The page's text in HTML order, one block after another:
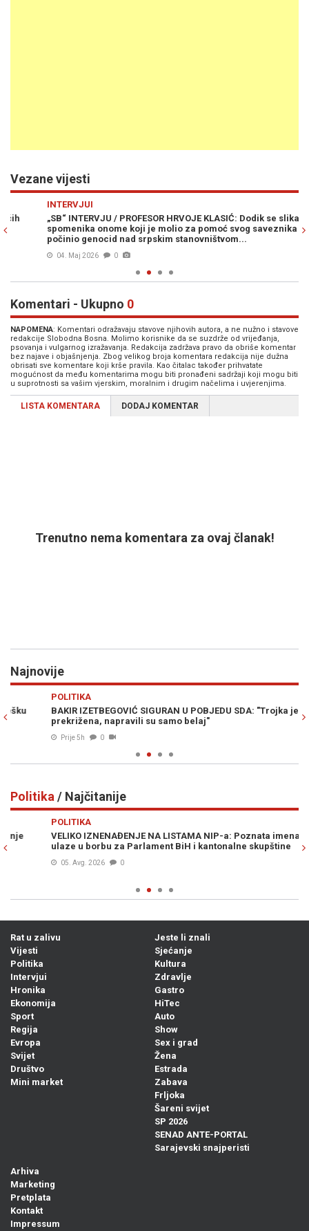
Vezane vijesti
INTERVJUI
„SB“ INTERVJU / PROFESOR HRVOJE KLASIĆ: Dodik se slikao kraj
spomenika onome koji je molio za pomoć svog saveznika koji je
počinio genocid nad srpskim stanovništvom...
04. Maj 2026 0
Komentari - Ukupno 0
NAPOMENA: Komentari odražavaju stavove njihovih autora, a ne nužno i stavove
redakcije Slobodna Bosna. Molimo korisnike da se suzdrže od vrijeđanja,
psovanja i vulgarnog izražavanja. Redakcija zadržava pravo da obriše komentar
bez najave i objašnjenja. Zbog velikog broja komentara redakcija nije dužna
obrisati sve komentare koji krše pravila. Kao čitalac također prihvatate
mogućnost da među komentarima mogu biti pronađeni sadržaji koji mogu biti
u suprotnosti sa vašim vjerskim, moralnim i drugim načelima i uvjerenjima.
LISTA KOMENTARA DODAJ KOMENTAR
Trenutno nema komentara za ovaj članak!
Najnovije
BAKIR IZETBEGOVIĆ SIGURAN U POBJEDU SDA: "Trojka je
prekrižena, napravili su samo belaj"
0
Politika / Najčitanije
VELIKO IZNENAĐENJE NA LISTAMA NIP-a: Poznata imena koja
ulaze u borbu za Parlament BiH i kantonalne skupštine
05. Avg. 2026 0
Rat u zalivu
Vijesti
Politika
Intervjui
Hronika
Ekonomija
Sport
Regija
Evropa
Svijet
Društvo
Mini market
Jeste li znali
Sjećanje
Kultura
Zdravlje
Gastro
HiTec
Auto
Show
Sex i grad
Žena
Estrada
Zabava
Frljoka
Šareni svijet
SP 2026
SENAD ANTE-PORTAL
Sarajevski snajperisti
Arhiva
Marketing
Pretplata
Kontakt
Impressum